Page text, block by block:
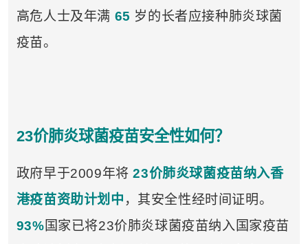
高危人士及年满 65 岁的长者应接种肺炎球菌
疫苗。
23价肺炎球菌疫苗安全性如何？
政府早于2009年将 23价肺炎球菌疫苗纳入香
港疫苗资助计划中 ，其安全性经时间证明。
93%国家已将23价肺炎球菌疫苗纳入国家疫苗